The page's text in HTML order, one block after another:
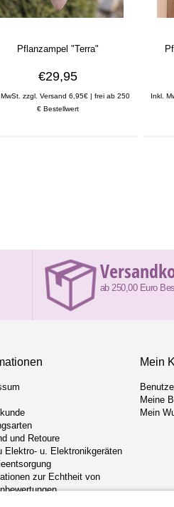
Pflanzampel "Terra"
€29,95
MwSt. zzgl. Versand 6,95€ | frei ab 250
€ Bestellwert
Inkl.
ab 250,00 Euro
und Retoure
Elektro- u. Elektronikgeräten
zur Echtheit von
Mein
Meine
Mein